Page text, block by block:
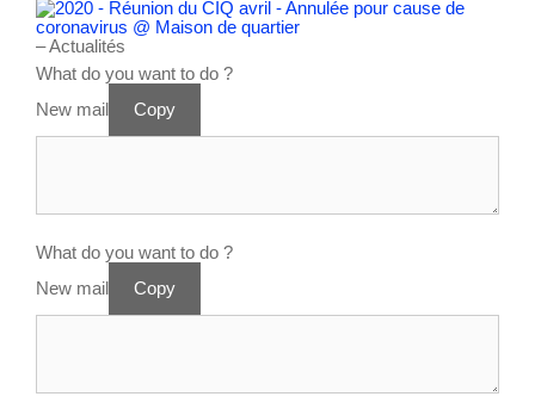
– Actualités
What do you want to do ?
New mail
Copy
What do you want to do ?
New mail
Copy